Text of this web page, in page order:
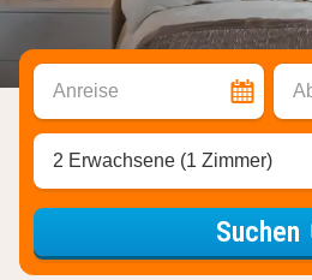
Anreise
2 Erwachsene (1 Zimmer)
Suchen